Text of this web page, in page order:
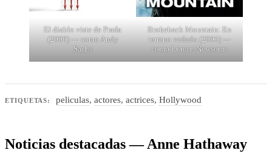
El diablo viste de Prada
(2006) — como Andy
Sachs
Brokeback Mountain: En
terreno vedado (2005) —
como Lureen Newsome
ETIQUETAS: peliculas, actores, actrices, Hollywood
Noticias destacadas — Anne Hathaway